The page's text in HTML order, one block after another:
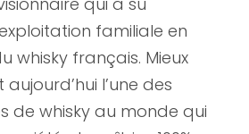
familiale en
whisky français. Mieux
aujourd’hui l’une des
de whisky au monde qui